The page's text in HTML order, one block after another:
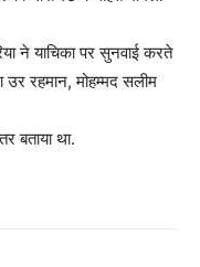
ने याचिका पर सुनवाई करते
उर रहमान, मोहम्मद सलीम
बताया था.